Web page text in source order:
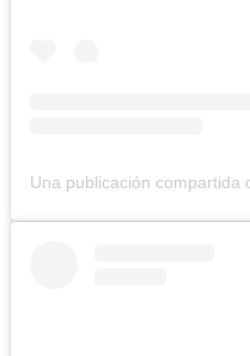
Una publicación compartida